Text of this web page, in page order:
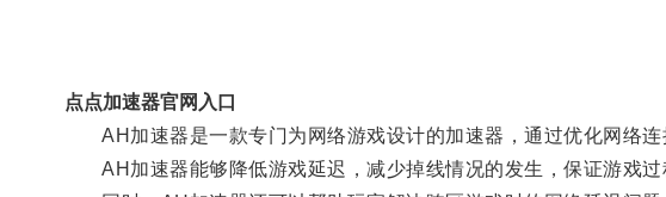
点点加速器官网入口
AH加速器是一款专门为网络游戏设计的加速器，通过优化网络连
AH加速器能够降低游戏延迟，减少掉线情况的发生，保证游戏过